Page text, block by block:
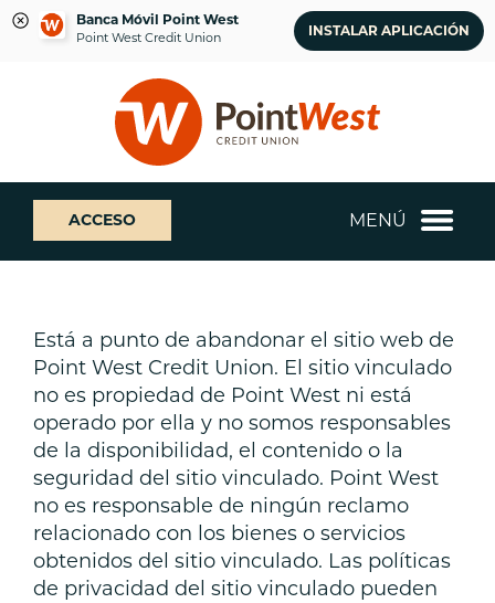
Banca Móvil Point West
Point West Credit Union INSTALAR APLICACIÓN
sesión
banca
web
¿Qué
podemos
ayudarte
a
ACCESO MENÚ
Está a punto de abandonar el sitio web de
Point West Credit Union. El sitio vinculado
no es propiedad de Point West ni está
operado por ella y no somos responsables
de la disponibilidad, el contenido o la
seguridad del sitio vinculado. Point West
no es responsable de ningún reclamo
relacionado con los bienes o servicios
obtenidos del sitio vinculado. Las políticas
de privacidad del sitio vinculado pueden